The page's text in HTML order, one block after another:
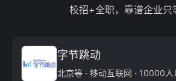
校招+全职，靠谱企业只
字节跳动
北京等 · 移动互联网 · 10000人